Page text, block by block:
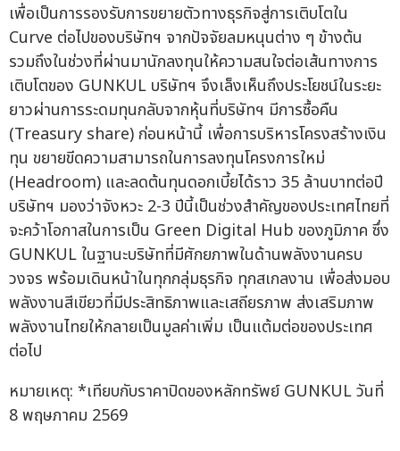
เพื่อเป็นการรองรับการขยายตัวทางธุรกิจสู่การเติบโตใน
Curve ต่อไปของบริษัทฯ จากปัจจัยลมหนุนต่าง ๆ ข้างต้น
รวมถึงในช่วงที่ผ่านมานักลงทุนให้ความสนใจต่อเส้นทางการ
เติบโตของ GUNKUL บริษัทฯ จึงเล็งเห็นถึงประโยชน์ในระยะ
ยาวผ่านการระดมทุนกลับจากหุ้นที่บริษัทฯ มีการซื้อคืน
(Treasury share) ก่อนหน้านี้ เพื่อการบริหารโครงสร้างเงิน
ทุน ขยายขีดความสามารถในการลงทุนโครงการใหม่
(Headroom) และลดต้นทุนดอกเบี้ยได้ราว 35 ล้านบาทต่อปี
บริษัทฯ มองว่าจังหวะ 2-3 ปีนี้เป็นช่วงสำคัญของประเทศไทยที่
จะคว้าโอกาสในการเป็น Green Digital Hub ของภูมิภาค ซึ่ง
GUNKUL ในฐานะบริษัทที่มีศักยภาพในด้านพลังงานครบ
วงจร พร้อมเดินหน้าในทุกกลุ่มธุรกิจ ทุกสเกลงาน เพื่อส่งมอบ
พลังงานสีเขียวที่มีประสิทธิภาพและเสถียรภาพ ส่งเสริมภาพ
พลังงานไทยให้กลายเป็นมูลค่าเพิ่ม เป็นแต้มต่อของประเทศ
ต่อไป
หมายเหตุ: *เทียบกับราคาปิดของหลักทรัพย์ GUNKUL วันที่
8 พฤษภาคม 2569